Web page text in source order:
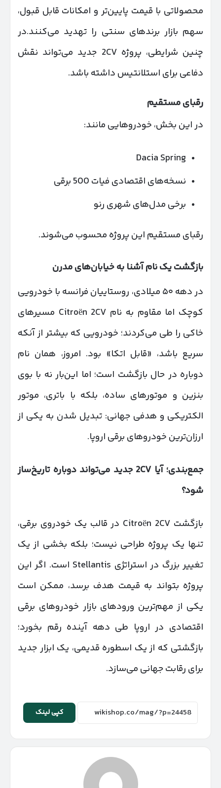
محصولاتی با قیمت پایین‌تر و امکانات قابل قبول،
سهم بازار برندهای سنتی را تهدید می‌کنند.در
چنین شرایطی، پروژه 2CV جدید می‌تواند نقش
دفاعی برای استلانتیس داشته باشد.
رقبای مستقیم
در این بخش، خودروهایی مانند:
Dacia Spring
نسخه‌های اقتصادی فیات 500 برقی
برخی مدل‌های شهری رنو
رقبای مستقیم این پروژه محسوب می‌شوند.
بازگشت یک نام آشنا به خیابان‌های مدرن
در دهه ۵۰ میلادی، روستاییان فرانسه با خودرویی
کوچک اما مقاوم به نام Citroën 2CV مسیرهای
خاکی را طی می‌کردند؛ خودرویی که بیشتر از آنکه
سریع باشد، «قابل اتکا» بود. امروز، همان نام
دوباره در حال بازگشت است؛ اما این‌بار نه با بوی
بنزین و موتورهای ساده، بلکه با باتری، موتور
الکتریکی و هدفی جهانی: تبدیل شدن به یکی از
ارزان‌ترین خودروهای برقی اروپا.
جمع‌بندی؛ آیا 2CV جدید می‌تواند دوباره تاریخ‌ساز
شود؟
بازگشت Citroën 2CV در قالب یک خودروی برقی،
تنها یک پروژه طراحی نیست؛ بلکه بخشی از یک
تغییر بزرگ در استراتژی Stellantis است. اگر این
پروژه بتواند به قیمت هدف برسد، ممکن است
یکی از مهم‌ترین ورودهای بازار خودروهای برقی
اقتصادی در اروپا طی دهه آینده رقم بخورد؛
بازگشتی که از یک اسطوره قدیمی، یک ابزار جدید
برای رقابت جهانی می‌سازد.
کپی لینک